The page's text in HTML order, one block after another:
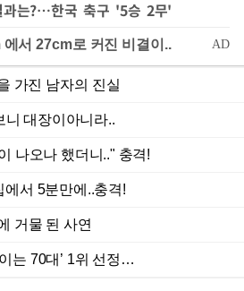
는?…한국 축구 '5승 2무'